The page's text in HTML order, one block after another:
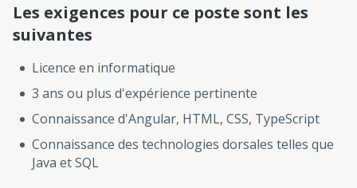
Les exigences pour ce poste sont les
suivantes
Licence en informatique
3 ans ou plus d'expérience pertinente
Connaissance d'Angular, HTML, CSS, TypeScript
Connaissance des technologies dorsales telles que
Java et SQL